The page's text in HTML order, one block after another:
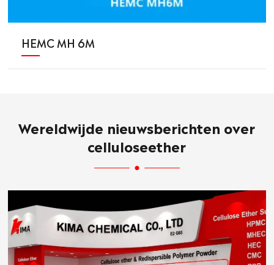
HEMC MH 6M
Wereldwijde nieuwsberichten over
celluloseether